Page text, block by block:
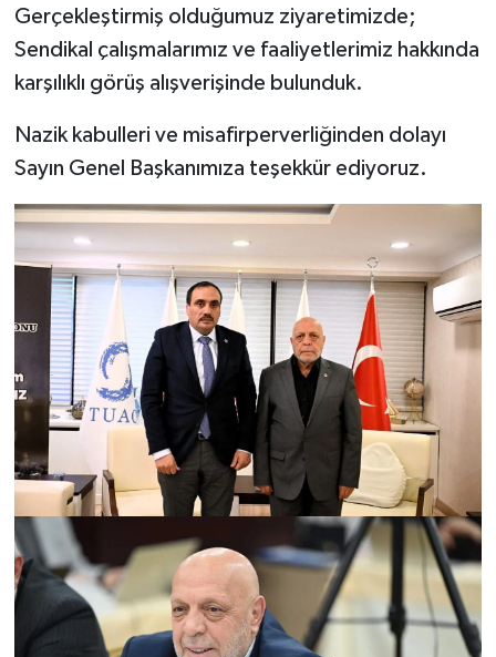
Gerçekleştirmiş olduğumuz ziyaretimizde;
Sendikal çalışmalarımız ve faaliyetlerimiz hakkında
karşılıklı görüş alışverişinde bulunduk.
Nazik kabulleri ve misafirperverliğinden dolayı
Sayın Genel Başkanımıza teşekkür ediyoruz.